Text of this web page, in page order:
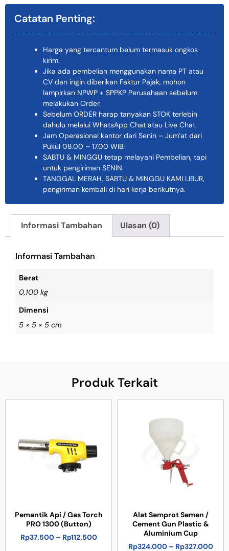
Catatan Penting:
Harga yang tercantum belum termasuk ongkos
kirim.
Jika ada pembelian menggunakan nama PT atau
CV dan ingin diberikan Faktur Pajak, mohon
lampirkan NPWP + SPPKP Perusahaan sebelum
melakukan Order.
Sebelum ORDER harap tanyakan STOK terlebih
dahulu melalui WhatsApp Chat atau Live Chat.
Jam Operasional kantor dari Senin – Jum’at dari
Pukul 08.00 – 17.00 WIB.
SABTU & MINGGU tetap melayani Pembelian, tapi
untuk pengiriman SENIN.
TANGGAL MERAH, SABTU & MINGGU KAMI LIBUR,
pengiriman kembali di hari kerja berikutnya.
Informasi Tambahan Ulasan (0)
Informasi Tambahan
Berat
0,100 kg
Dimensi
5 × 5 × 5 cm
Produk Terkait
Pemantik Api / Gas Torch
PRO 1300 (Button)
Rp37.500 – Rp112.500
Alat Semprot Semen /
Cement Gun Plastic &
Aluminium Cup
Rp324.000 – Rp327.000